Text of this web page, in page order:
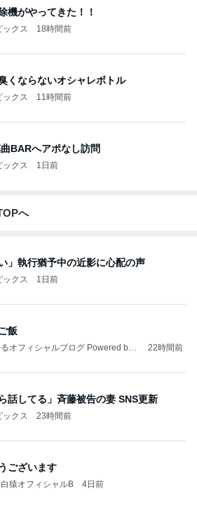
機がやってきた！！
クス 18時間前
くならないオシャレボトル
クス 11時間前
BARへアポなし訪問
クス 1日前
へ
」執行猶予中の近影に心配の声
クス 1日前
飯
オフィシャルブログ Powered by
22時間前
話してる」斉藤被告の妻 SNS更新
クス 23時間前
ございます
猿オフィシャルB 4日前